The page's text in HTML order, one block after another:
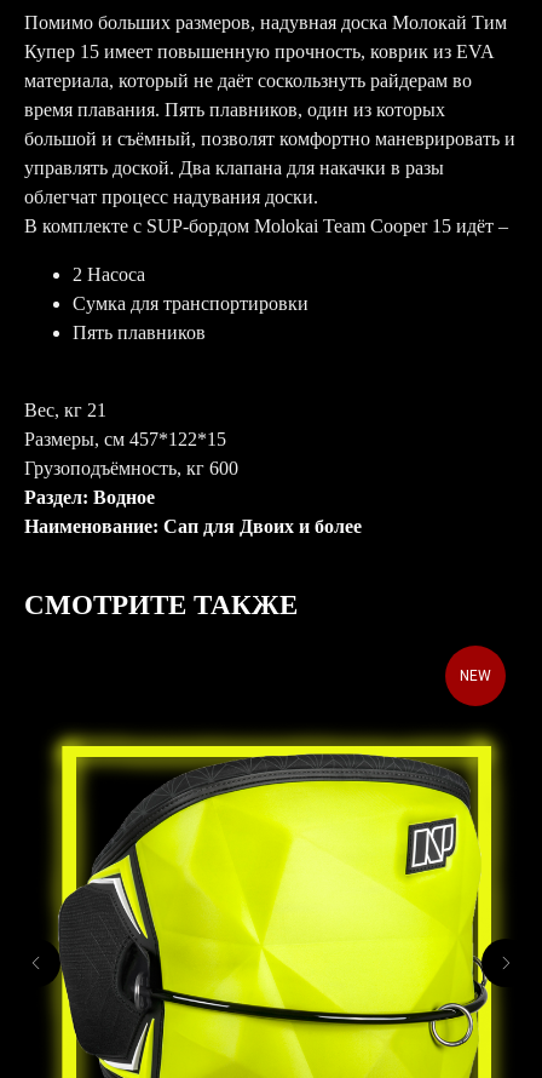
Помимо больших размеров, надувная доска Молокай Тим
Купер 15 имеет повышенную прочность, коврик из EVA
материала, который не даёт соскользнуть райдерам во
время плавания. Пять плавников, один из которых
большой и съёмный, позволят комфортно маневрировать и
управлять доской. Два клапана для накачки в разы
облегчат процесс надувания доски.
В комплекте с SUP-бордом Molokai Team Cooper 15 идёт –
2 Насоса
Сумка для транспортировки
Пять плавников
Вес, кг 21
Размеры, см 457*122*15
Грузоподъёмность, кг 600
Раздел: Водное
Наименование: Сап для Двоих и более
СМОТРИТЕ ТАКЖЕ
NEW